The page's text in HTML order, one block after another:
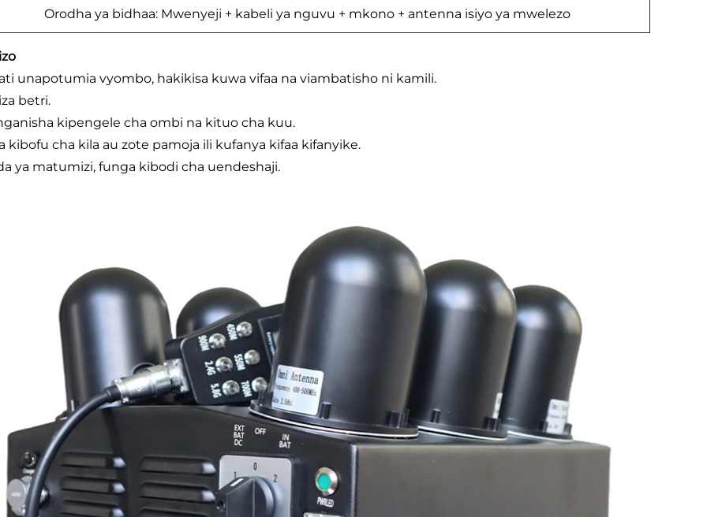
Orodha ya bidhaa: Mwenyeji + kabeli ya nguvu + mkono + antenna isiyo ya mwelezo
unapotumia vyombo, hakikisa kuwa vifaa na viambatisho ni kamili.
betri.
kipengele cha ombi na kituo cha kuu.
kibofu cha kila au zote pamoja ili kufanya kifaa kifanyike.
ya matumizi, funga kibodi cha uendeshaji.